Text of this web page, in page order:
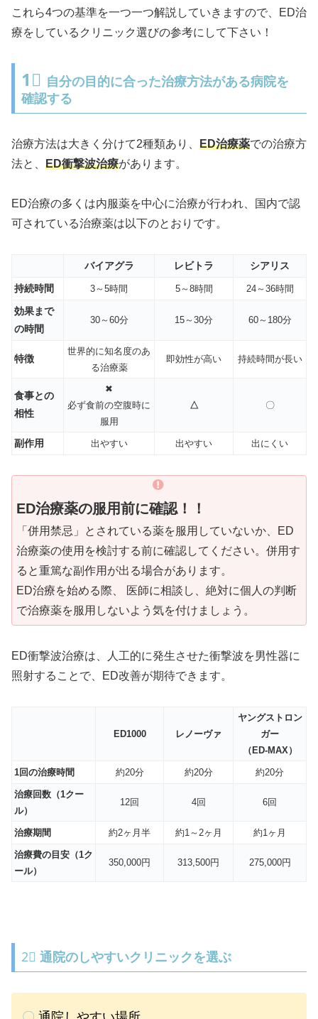
これら4つの基準を一つ一つ解説していきますので、ED治
療をしているクリニック選びの参考にして下さい！
1⃣ 自分の目的に合った治療方法がある病院を
確認する
治療方法は大きく分けて2種類あり、 ED治療薬での治療方
法と、 ED衝撃波治療があります。
ED治療の多くは内服薬を中心に治療が行われ、国内で認
可されている治療薬は以下のとおりです。
バイアグラ レビトラ
シアリス
持続時間
3～5時間 5～8時間 24～36時間
効果まで
の時間
30～60分 15～30分 60～180分
特徴
世界的に知名度のあ
る治療薬
即効性が高い 持続時間が長い
食事との
相性
✖
必ず食前の空腹時に
服用
△ 〇
副作用 出やすい 出やすい 出にくい
ED治療薬の服用前に確認！！
「併用禁忌」とされている薬を服用していないか、ED
治療薬の使用を検討する前に確認してください。併用す
ると重篤な副作用が出る場合があります。
ED治療を始める際、 医師に相談し、絶対に個人の判断
で治療薬を服用しないよう気を付けましょう。
ED衝撃波治療は、人工的に発生させた衝撃波を男性器に
照射することで、ED改善が期待できます。
ED1000 レノーヴァ
ヤングストロン
ガー
（ED-MAX）
1回の治療時間 約20分 約20分 約20分
治療回数（1クー
ル）
12回 4回 6回
治療期間 約2ヶ月半 約1～2ヶ月 約1ヶ月
治療費の目安（1ク
ール）
350,000円 313,500円 275,000円
2⃣ 通院のしやすいクリニックを選ぶ